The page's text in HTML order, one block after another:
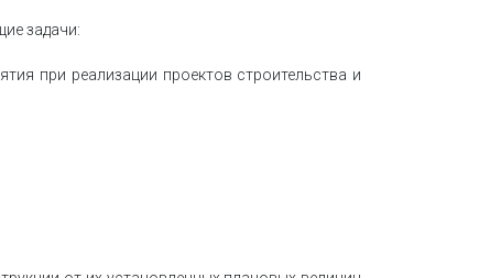
задачи:
при реализации проектов строительства и